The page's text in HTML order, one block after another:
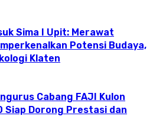
Sima I Upit: Merawat
Potensi Budaya,
Klaten
Cabang FAJI Kulon
Dorong Prestasi dan